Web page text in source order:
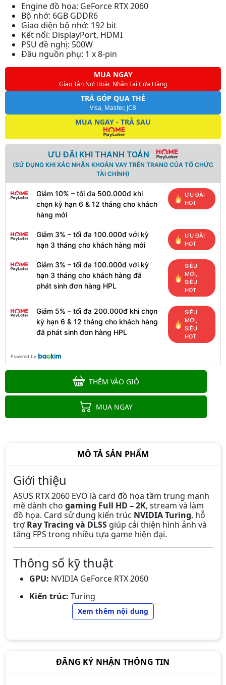
Engine đồ họa: GeForce RTX 2060
Bộ nhớ: 6GB GDDR6
Giao diện bộ nhớ: 192 bit
Kết nối: DisplayPort, HDMI
PSU đề nghị: 500W
Đầu nguồn phụ: 1 x 8-pin
MUA NGAY
Giao Tận Nơi Hoặc Nhận Tại Cửa Hàng
TRẢ GÓP QUA THẺ
Visa, Master, JCB
MUA NGAY - TRẢ SAU
ƯU ĐÃI KHI THANH TOÁN
(SỬ DỤNG KHI XÁC NHẬN KHOẢN VAY TRÊN TRANG CỦA TỔ CHỨC
TÀI CHÍNH)
Giảm 10% – tối đa 500.000đ khi
chọn kỳ hạn 6 & 12 tháng cho khách
hàng mới
ƯU ĐÃI
HOT
Giảm 3% – tối đa 100.000đ với kỳ
hạn 3 tháng cho khách hàng mới
ƯU ĐÃI
HOT
Giảm 3% – tối đa 100.000đ với kỳ
hạn 3 tháng cho khách hàng đã
phát sinh đơn hàng HPL
SIÊU
MỚI,
SIÊU
HOT
Giảm 5% – tối đa 200.000đ khi chọn
kỳ hạn 6 & 12 tháng cho khách hàng
đã phát sinh đơn hàng HPL
SIÊU
MỚI,
SIÊU
HOT
Powered by
THÊM VÀO GIỎ
MUA NGAY
MÔ TẢ SẢN PHẨM
Giới thiệu
ASUS RTX 2060 EVO là card đồ họa tầm trung mạnh
mẽ dành cho gaming Full HD – 2K, stream và làm
đồ họa. Card sử dụng kiến trúc NVIDIA Turing, hỗ
trợRay Tracing và DLSS giúp cải thiện hình ảnh và
tăng FPS trong nhiều tựa game hiện đại.
Thông số kỹ thuật
GPU: NVIDIA GeForce RTX 2060
Kiến trúc: Turing
CUDA Cores:1920
Tốc độ bộ nhớ:14 Gbps
Xem thêm nội dung
ĐĂNG KÝ NHẬN THÔNG TIN
Card màn hình (VGA) Gigabyte
750Ti 2GB DDR5 2 Fan (QSD)
-10%